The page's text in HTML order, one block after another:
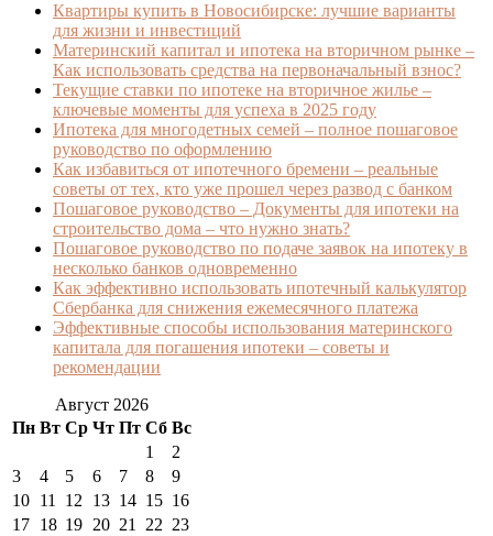
Квартиры купить в Новосибирске: лучшие варианты
для жизни и инвестиций
Материнский капитал и ипотека на вторичном рынке –
Как использовать средства на первоначальный взнос?
Текущие ставки по ипотеке на вторичное жилье –
ключевые моменты для успеха в 2025 году
Ипотека для многодетных семей – полное пошаговое
руководство по оформлению
Как избавиться от ипотечного бремени – реальные
советы от тех, кто уже прошел через развод с банком
Пошаговое руководство – Документы для ипотеки на
строительство дома – что нужно знать?
Пошаговое руководство по подаче заявок на ипотеку в
несколько банков одновременно
Как эффективно использовать ипотечный калькулятор
Сбербанка для снижения ежемесячного платежа
Эффективные способы использования материнского
капитала для погашения ипотеки – советы и
рекомендации
Август 2026
Пн Вт Ср Чт Пт Сб Вс
1
2
3
4 5 6 7 8
9
10 11 12 13 14 15 16
17 18 19 20 21 22 23